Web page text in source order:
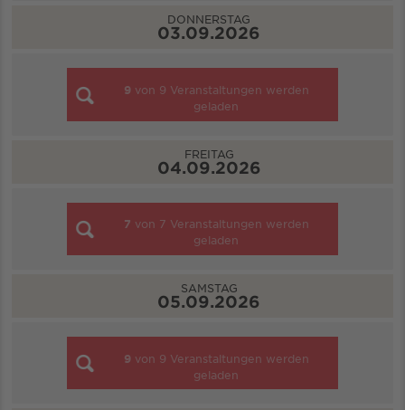
DONNERSTAG
03.09.2026
9 von 9 Veranstaltungen werden
geladen
FREITAG
04.09.2026
7 von 7 Veranstaltungen werden
geladen
SAMSTAG
05.09.2026
9 von 9 Veranstaltungen werden
geladen